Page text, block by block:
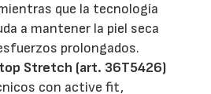
que la tecnología
a mantener la piel seca
prolongados.
Stretch (art. 36T5426)
con active fit,